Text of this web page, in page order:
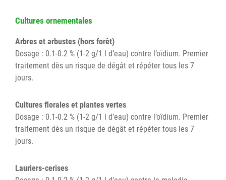
Cultures ornementales
Arbres et arbustes (hors forêt)
Dosage : 0.1-0.2 % (1-2 g/1 l d’eau) contre l’oïdium. Premier
traitement dès un risque de dégât et répéter tous les 7
jours.
Cultures florales et plantes vertes
Dosage : 0.1-0.2 % (1-2 g/1 l d’eau) contre l’oïdium. Premier
traitement dès un risque de dégât et répéter tous les 7
jours.
Lauriers-cerises